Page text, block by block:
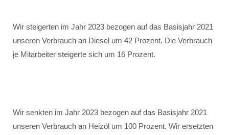
Wir steigerten im Jahr 2023 bezogen auf das Basisjahr 2021
unseren Verbrauch an Diesel um 42 Prozent. Die Verbrauch
je Mitarbeiter steigerte sich um 16 Prozent.
Wir senkten im Jahr 2023 bezogen auf das Basisjahr 2021
unseren Verbrauch an Heizöl um 100 Prozent. Wir ersetzten